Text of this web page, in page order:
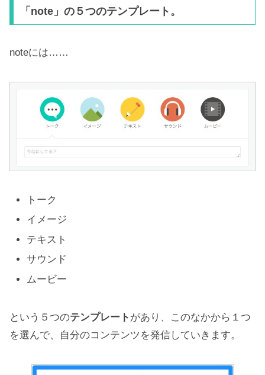
「note」の５つのテンプレート。
noteには……
トーク
イメージ
テキスト
サウンド
ムービー
という５つのテンプレート があり、このなかから１つ
を選んで、自分のコンテンツを発信していきます。